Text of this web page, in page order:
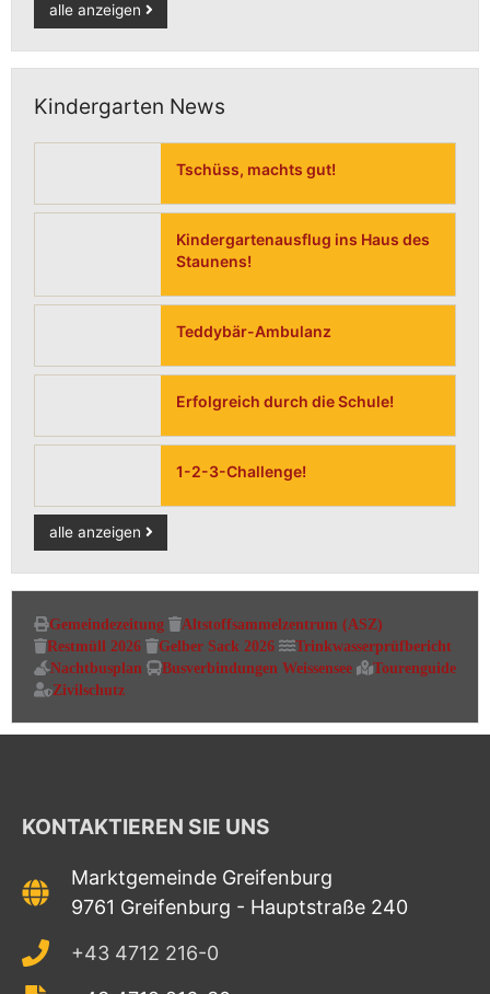
alle anzeigen
Kindergarten News
Tschüss, machts gut!
Kindergartenausflug ins Haus des
Staunens!
Teddybär-Ambulanz
Erfolgreich durch die Schule!
1-2-3-Challenge!
alle anzeigen
Gemeindezeitung
Altstoffsammelzentrum (ASZ)
Restmüll 2026
Gelber Sack 2026
Trinkwasserprüfbericht
Nachtbusplan
Busverbindungen Weissensee
Tourenguide
Zivilschutz
KONTAKTIEREN SIE UNS
Marktgemeinde Greifenburg
9761 Greifenburg - Hauptstraße 240
+43 4712 216-0